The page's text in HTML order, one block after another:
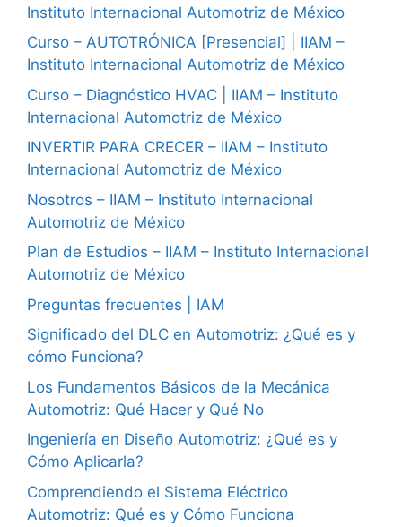
Instituto Internacional Automotriz de México
Curso – AUTOTRÓNICA [Presencial] | IIAM –
Instituto Internacional Automotriz de México
Curso – Diagnóstico HVAC | IIAM – Instituto
Internacional Automotriz de México
INVERTIR PARA CRECER – IIAM – Instituto
Internacional Automotriz de México
Nosotros – IIAM – Instituto Internacional
Automotriz de México
Plan de Estudios – IIAM – Instituto Internacional
Automotriz de México
Preguntas frecuentes | IAM
Significado del DLC en Automotriz: ¿Qué es y
cómo Funciona?
Los Fundamentos Básicos de la Mecánica
Automotriz: Qué Hacer y Qué No
Ingeniería en Diseño Automotriz: ¿Qué es y
Cómo Aplicarla?
Comprendiendo el Sistema Eléctrico
Automotriz: Qué es y Cómo Funciona